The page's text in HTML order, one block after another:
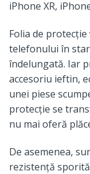
iPhone XR,
Folia de
telefonului în
îndelungată. Iar
accesoriu ieftin,
unei piese
protecție se
nu mai oferă
De asemenea,
rezistență